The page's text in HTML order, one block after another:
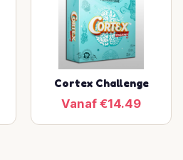
Cortex Challenge
Vanaf €14.49